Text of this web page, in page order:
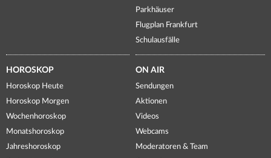
Parkhäuser
Flugplan Frankfurt
Schulausfälle
HOROSKOP
Horoskop Heute
Horoskop Morgen
Wochenhoroskop
Monatshoroskop
Jahreshoroskop
ON AIR
Sendungen
Aktionen
Videos
Webcams
Moderatoren & Team